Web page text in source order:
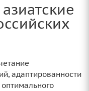
адаптированности